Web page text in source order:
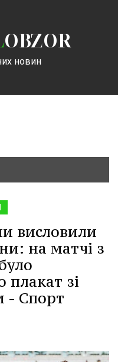
OBZOR
новин
висловили
на матчі з
плакат зі
- Спорт